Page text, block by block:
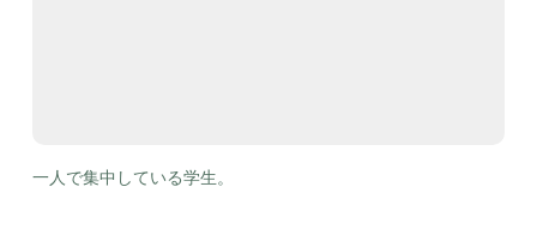
一人で集中している学生。